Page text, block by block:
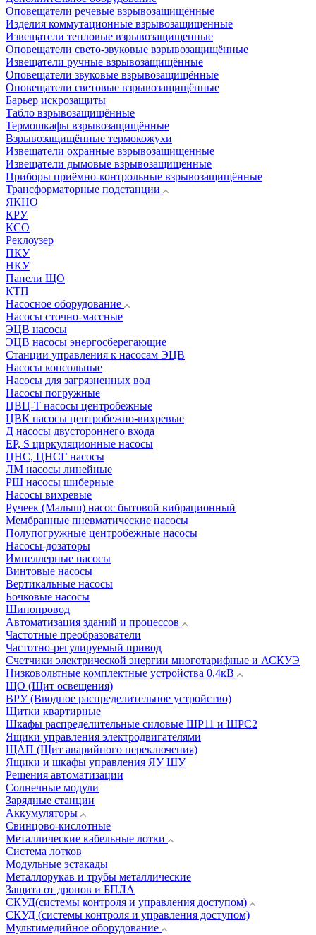
Оповещатели речевые взрывозащищённые
Изделия коммутационные взрывозащищенные
Извещатели тепловые взрывозащищенные
Оповещатели свето-звуковые взрывозащищённые
Извещатели ручные взрывозащищённые
Оповещатели звуковые взрывозащищённые
Оповещатели световые взрывозащищённые
Барьер искрозащиты
Табло взрывозащищённые
Термошкафы взрывозащищённые
Взрывозащищённые термокожухи
Извещатели охранные взрывозащищенные
Извещатели дымовые взрывозащищенные
Приборы приёмно-контрольные взрывозащищённые
Трансформаторные подстанции
ЯКНО
КРУ
КСО
Реклоузер
ПКУ
НКУ
Панели ЩО
КТП
Насосное оборудование
Насосы сточно-массные
ЭЦВ насосы
ЭЦВ насосы энергосберегающие
Станции управления к насосам ЭЦВ
Насосы консольные
Насосы для загрязненных вод
Насосы погружные
ЦВЦ-Т насосы центробежные
ЦВК насосы центробежно-вихревые
Д насосы двустороннего входа
EP, S циркуляционные насосы
ЦНС, ЦНСГ насосы
ЛМ насосы линейные
РШ насосы шиберные
Насосы вихревые
Ручеек (Малыш) насос бытовой вибрационный
Мембранные пневматические насосы
Полупогружные центробежные насосы
Насосы-дозаторы
Импеллерные насосы
Винтовые насосы
Вертикальные насосы
Бочковые насосы
Шинопровод
Автоматизация зданий и процессов
Частотные преобразователи
Частотно-регулируемый привод
Счетчики электрической энергии многотарифные и АСКУЭ
Низковольтные комплектные устройства 0,4кВ
ЩО (Щит освещения)
ВРУ (Вводное распределительное устройство)
Щитки квартирные
Шкафы распределительные силовые ШР11 и ШРС2
Ящики управления электродвигателями
ЩАП (Щит аварийного переключения)
Ящики и шкафы управления ЯУ ШУ
Решения автоматизации
Солнечные модули
Зарядные станции
Аккумуляторы
Свинцово-кислотные
Металлические кабельные лотки
Система лотков
Модульные эстакады
Металлорукав и трубы металлические
Защита от дронов и БПЛА
СКУД(системы контроля и управления доступом)
СКУД (системы контроля и управления доступом)
Мультимедийное оборудование